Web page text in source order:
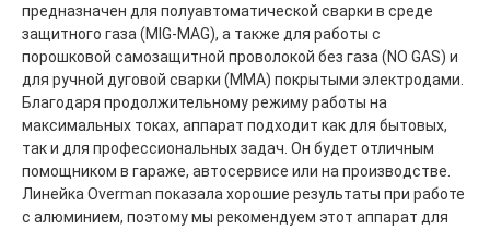
предназначен для полуавтоматической сварки в среде
защитного газа (MIG-MAG), а также для работы с
порошковой самозащитной проволокой без газа (NO GAS) и
для ручной дуговой сварки (ММА) покрытыми электродами.
Благодаря продолжительному режиму работы на
максимальных токах, аппарат подходит как для бытовых,
так и для профессиональных задач. Он будет отличным
помощником в гараже, автосервисе или на производстве.
Линейка Overman показала хорошие результаты при работе
с алюминием, поэтому мы рекомендуем этот аппарат для